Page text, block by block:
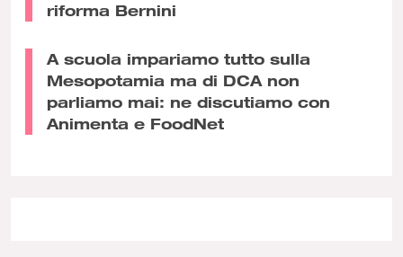
riforma Bernini
A scuola impariamo tutto sulla
Mesopotamia ma di DCA non
parliamo mai: ne discutiamo con
Animenta e FoodNet